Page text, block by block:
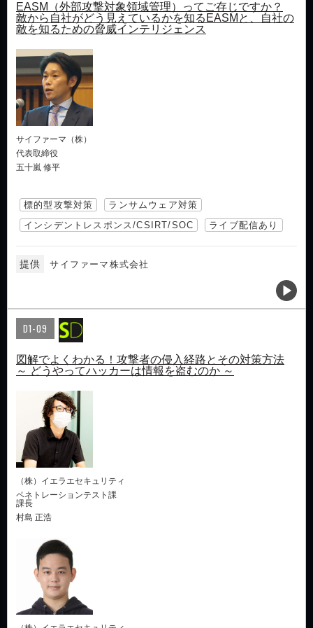
EASM（外部攻撃対象領域管理）ってご存じですか？
敵から自社がどう見えているかを知るEASMと、自社の
敵を知るための脅威インテリジェンス
サイファーマ（株）
代表取締役
五十嵐 修平
標的型攻撃対策
ランサムウェア対策
インシデントレスポンス/CSIRT/SOC
ライブ配信あり
提供 サイファーマ株式会社
D1-09
図解でよくわかる！攻撃者の侵入経路とその対策方法
～ どうやってハッカーは情報を盗むのか ～
（株）イエラエセキュリティ
ペネトレーションテスト課
課長
村島 正浩